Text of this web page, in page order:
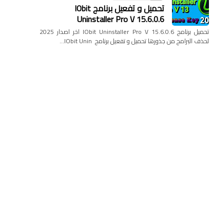
تحميل و تفعيل برنامج IObit
Uninstaller Pro V 15.6.0.6
تحميل برنامج IObit Uninstaller Pro V 15.6.0.6 اخر اصدار 2025
لحذف البرامج من جذورها تحميل و تفعيل برنامج IObit Unin…